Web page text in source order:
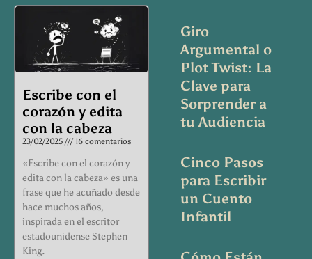
Escribe con el
corazón y edita
con la cabeza
23/02/2025 16 comentarios
«Escribe con el corazón y
edita con la cabeza» es una
frase que he acuñado desde
hace muchos años,
inspirada en el escritor
estadounidense Stephen
King.
Giro
Argumental o
Plot Twist: La
Clave para
Sorprender a
tu Audiencia
Cinco Pasos
para Escribir
un Cuento
Infantil